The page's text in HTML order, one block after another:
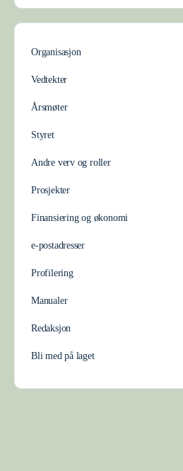
Organisasjon
Vedtekter
Årsmøter
Styret
Andre verv og roller
Prosjekter
Finansiering og økonomi
e-postadresser
Profilering
Manualer
Redaksjon
Bli med på laget